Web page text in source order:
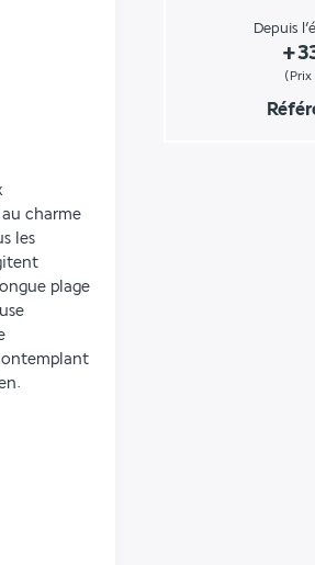
Depuis
(Prix
charme
les
plage